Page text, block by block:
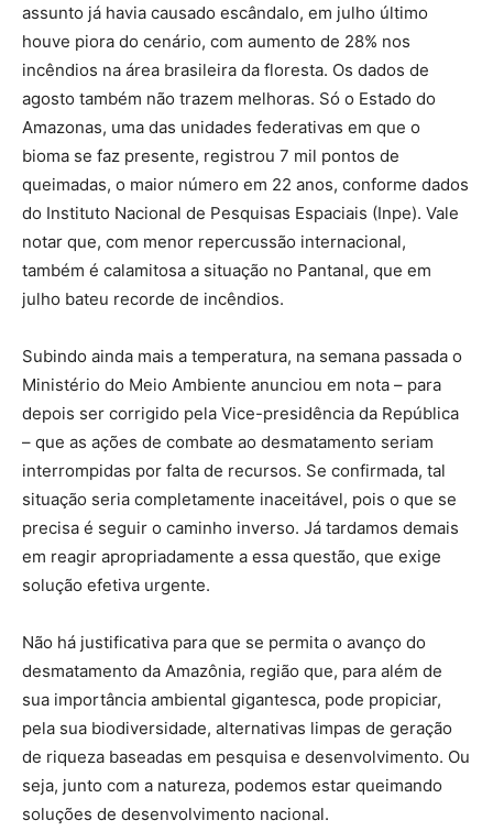
assunto já havia causado escândalo, em julho último
houve piora do cenário, com aumento de 28% nos
incêndios na área brasileira da floresta. Os dados de
agosto também não trazem melhoras. Só o Estado do
Amazonas, uma das unidades federativas em que o
bioma se faz presente, registrou 7 mil pontos de
queimadas, o maior número em 22 anos, conforme dados
do Instituto Nacional de Pesquisas Espaciais (Inpe). Vale
notar que, com menor repercussão internacional,
também é calamitosa a situação no Pantanal, que em
julho bateu recorde de incêndios.
Subindo ainda mais a temperatura, na semana passada o
Ministério do Meio Ambiente anunciou em nota – para
depois ser corrigido pela Vice-presidência da República
– que as ações de combate ao desmatamento seriam
interrompidas por falta de recursos. Se confirmada, tal
situação seria completamente inaceitável, pois o que se
precisa é seguir o caminho inverso. Já tardamos demais
em reagir apropriadamente a essa questão, que exige
solução efetiva urgente.
Não há justificativa para que se permita o avanço do
desmatamento da Amazônia, região que, para além de
sua importância ambiental gigantesca, pode propiciar,
pela sua biodiversidade, alternativas limpas de geração
de riqueza baseadas em pesquisa e desenvolvimento. Ou
seja, junto com a natureza, podemos estar queimando
soluções de desenvolvimento nacional.